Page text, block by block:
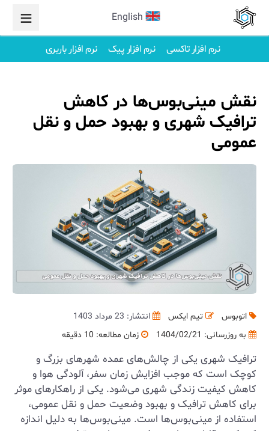
English
نرم افزار تاکسی نرم افزار پیک نرم افزار باربری
نقش مینی‌بوس‌ها در کاهش
ترافیک شهری و بهبود حمل و نقل
عمومی
اتوبوس تیم ایکس
انتشار: 23 مرداد 1403
به روزرسانی: 1404/02/21 زمان مطالعه: 10 دقیقه
ترافیک شهری یکی از چالش‌های عمده شهرهای بزرگ و
کوچک است که موجب افزایش زمان سفر، آلودگی هوا و
کاهش کیفیت زندگی شهری می‌شود. یکی از راهکارهای موثر
برای کاهش ترافیک و بهبود وضعیت حمل و نقل عمومی،
استفاده از مینی‌بوس‌ها است. مینی‌بوس‌ها به دلیل اندازه